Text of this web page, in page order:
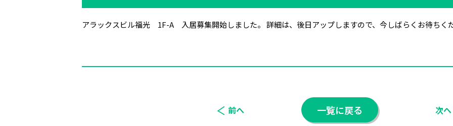
アラックスビル福光 1F-A 入居募集開始しました。 詳細は、後日アップしますので、今しばらくお待ちく
前へ 一覧に戻る 次へ